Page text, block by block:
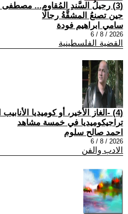
(3) رحيلُ السَّندِ المُقاوم...
حين تصنعُ المشقَّةُ رجالًا
سامي ابراهيم فودة
2026 / 8 / 6
القضية الفلسطينية
(4) -الغاز الأخير، أو كوميديا
تراجيكوميديا في خمسة مشاهد
احمد صالح سلوم
2026 / 8 / 6
الادب والفن